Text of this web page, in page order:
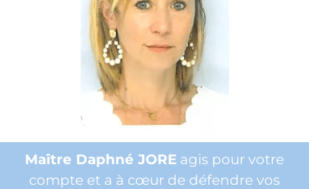
Maître Daphné JORE agis pour votre
compte et a à cœur de défendre vos